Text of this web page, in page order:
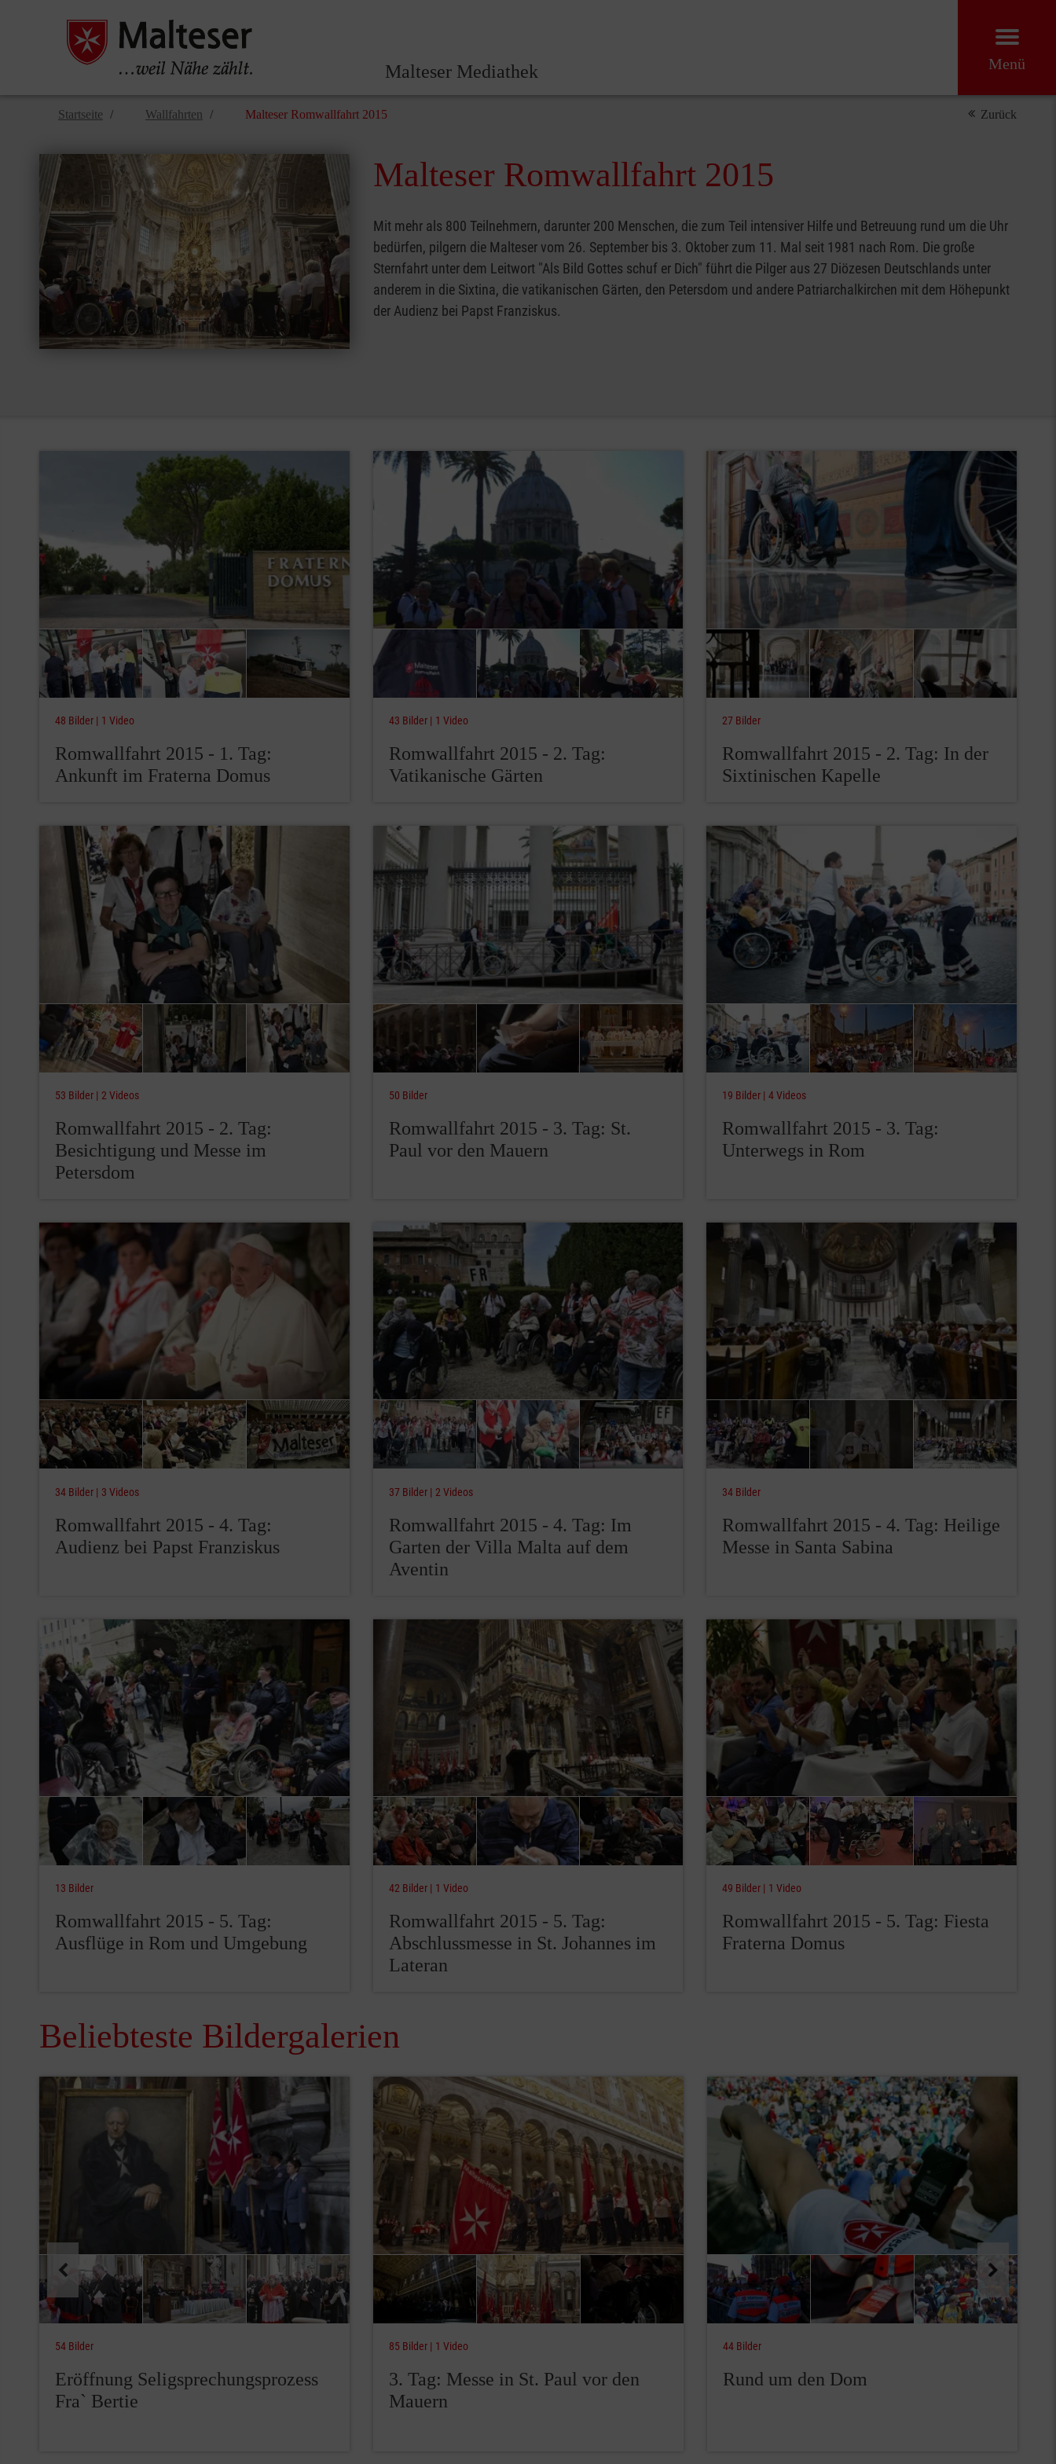
Malteser Mediathek Menü
Startseite Wallfahrten Malteser Romwallfahrt 2015 Zurück
Malteser Romwallfahrt 2015
Mit mehr als 800 Teilnehmern, darunter 200 Menschen, die zum Teil intensiver Hilfe und Betreuung rund um die Uhr
bedürfen, pilgern die Malteser vom 26. September bis 3. Oktober zum 11. Mal seit 1981 nach Rom. Die große
Sternfahrt unter dem Leitwort "Als Bild Gottes schuf er Dich" führt die Pilger aus 27 Diözesen Deutschlands unter
anderem in die Sixtina, die vatikanischen Gärten, den Petersdom und andere Patriarchalkirchen mit dem Höhepunkt
der Audienz bei Papst Franziskus.
48 Bilder 1 Video
Romwallfahrt 2015 - 1. Tag:
Ankunft im Fraterna Domus
43 Bilder 1 Video
Romwallfahrt 2015 - 2. Tag:
Vatikanische Gärten
27 Bilder
Romwallfahrt 2015 - 2. Tag: In der
Sixtinischen Kapelle
53 Bilder 2 Videos
Romwallfahrt 2015 - 2. Tag:
Besichtigung und Messe im
Petersdom
50 Bilder
Romwallfahrt 2015 - 3. Tag: St.
Paul vor den Mauern
19 Bilder 4 Videos
Romwallfahrt 2015 - 3. Tag:
Unterwegs in Rom
34 Bilder 3 Videos
Romwallfahrt 2015 - 4. Tag:
Audienz bei Papst Franziskus
37 Bilder 2 Videos
Romwallfahrt 2015 - 4. Tag: Im
Garten der Villa Malta auf dem
Aventin
34 Bilder
Romwallfahrt 2015 - 4. Tag: Heilige
Messe in Santa Sabina
13 Bilder
Romwallfahrt 2015 - 5. Tag:
Ausflüge in Rom und Umgebung
42 Bilder 1 Video
Romwallfahrt 2015 - 5. Tag:
Abschlussmesse in St. Johannes im
Lateran
49 Bilder 1 Video
Romwallfahrt 2015 - 5. Tag: Fiesta
Fraterna Domus
Beliebteste Bildergalerien
Pause
54 Bilder
Eröffnung Seligsprechungsprozess
Fra` Bertie
85 Bilder 1 Video
3. Tag: Messe in St. Paul vor den
Mauern
44 Bilder
Rund um den Dom